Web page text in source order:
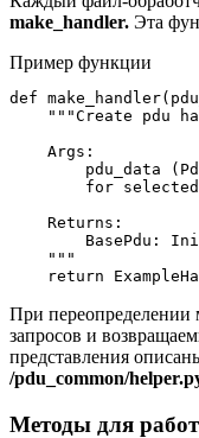
make_handler. Эта
Пример функции
def
"""Create pdu
    Args:
pdu_data
for
    Returns:
BasePdu:
    """
return
При переопределении
запросов и
представления
/pdu_common/
Методы для